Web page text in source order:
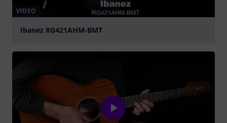
VIDEO
Ibanez RG421AHM-BMT